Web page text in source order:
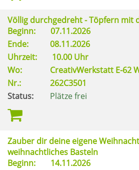
Völlig durchgedreht - Töpfern mit
Beginn:
07.11.2026
Ende:
08.11.2026
Uhrzeit:
10.00 Uhr
Wo:
CreativWerkstatt E-62
Nr.:
262C3501
Status:
Plätze frei
Zauber dir deine eigene
weihnachtliches Basteln
Beginn:
14.11.2026